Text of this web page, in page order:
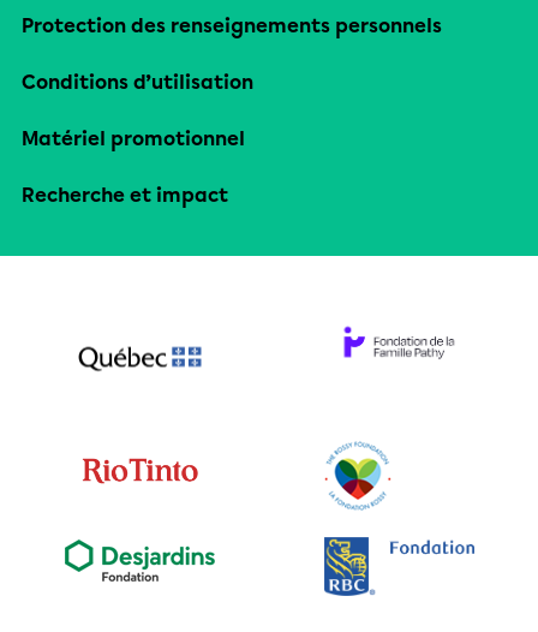
Protection des renseignements personnels
Conditions d’utilisation
Matériel promotionnel
Recherche et impact